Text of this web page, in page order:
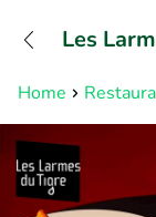
Home
Les